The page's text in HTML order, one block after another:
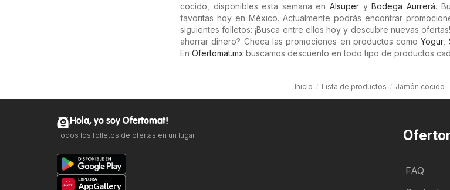
cocido, disponibles esta semana enAlsuper yBodega Aurrerá.
favoritas hoy en México. Actualmente podrás encontrar
siguientes folletos: ¡Busca entre ellos hoy y descubre nuevas
ahorrar dinero? Checa las promociones en productos comoYogur,
En Ofertomat.mx buscamos descuento en todo tipo de productos
Inicio Lista de productos Jamón cocido
FAQ
Hola, yo soy Ofertomat!
Todos los folletos de ofertas en un lugar